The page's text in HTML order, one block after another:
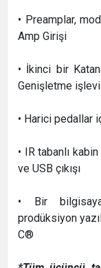
• Preamplar,
Amp Girişi
• İkinci bir
Genişletme işlevi
• Harici pedallar
• IR tabanlı
ve USB çıkışı
• Bir
prodüksiyon
C®